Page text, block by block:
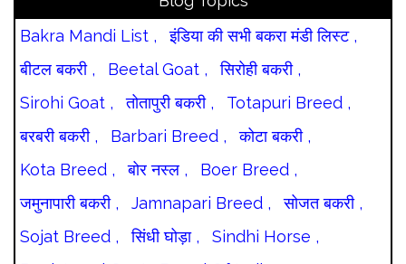
Bakra Mandi List ,
इंडिया की सभी बकरा मंडी लिस्ट ,
बीटल बकरी ,
Beetal Goat ,
सिरोही बकरी ,
Sirohi Goat ,
तोतापुरी बकरी ,
Totapuri Breed ,
बरबरी बकरी ,
Barbari Breed ,
कोटा बकरी ,
Kota Breed ,
बोर नस्ल ,
Boer Breed ,
जमुनापारी बकरी ,
Jamnapari Breed ,
सोजत बकरी ,
Sojat Breed ,
सिंधी घोड़ा ,
Sindhi Horse ,